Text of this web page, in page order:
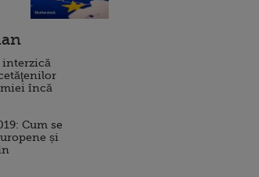
interzică
încă
Cum se
și